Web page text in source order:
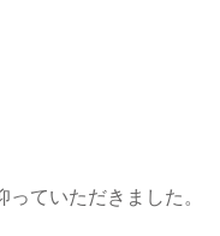
ていただきました。